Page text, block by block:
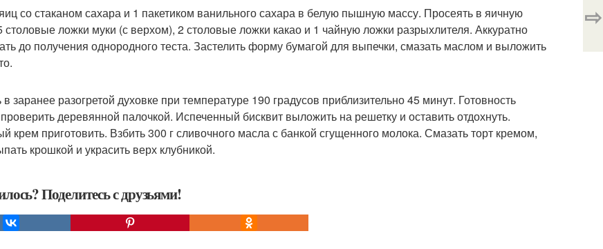
со стаканом сахара и 1 пакетиком ванильного сахара в белую пышную массу. Просеять в яичную
столовые ложки муки (с верхом), 2 столовые ложки какао и 1 чайную ложки разрыхлителя. Аккуратно
до получения однородного теста. Застелить форму бумагой для выпечки, смазать маслом и выложить
заранее разогретой духовке при температуре 190 градусов приблизительно 45 минут. Готовность
деревянной палочкой. Испеченный бисквит выложить на решетку и оставить отдохнуть.
крем приготовить. Взбить 300 г сливочного масла с банкой сгущенного молока. Смазать торт кремом,
крошкой и украсить верх клубникой.
Поделитесь с друзьями!
⇨